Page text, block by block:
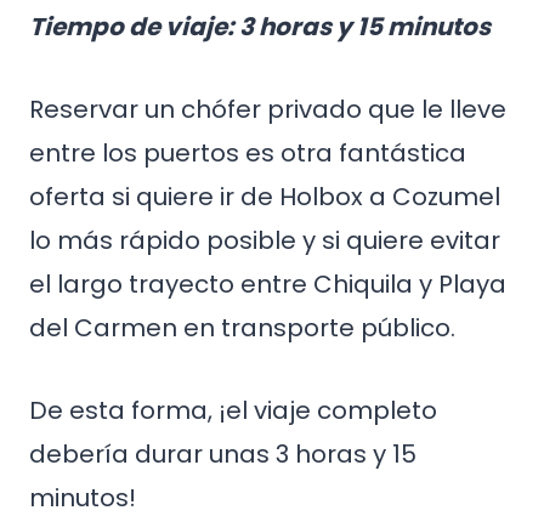
Tiempo de viaje: 3 horas y 15 minutos
Reservar un chófer privado que le lleve
entre los puertos es otra fantástica
oferta si quiere ir de Holbox a Cozumel
lo más rápido posible y si quiere evitar
el largo trayecto entre Chiquila y Playa
del Carmen en transporte público.
De esta forma, ¡el viaje completo
debería durar unas 3 horas y 15
minutos!